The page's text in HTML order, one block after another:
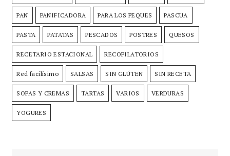
PAN PANIFICADORA PARA LOS PEQUES PASCUA
PASTA PATATAS PESCADOS POSTRES QUESOS
RECETARIO ESTACIONAL RECOPILATORIOS
Red facilísimo SALSAS SIN GLÚTEN SIN RECETA
SOPAS Y CREMAS TARTAS VARIOS VERDURAS
YOGURES